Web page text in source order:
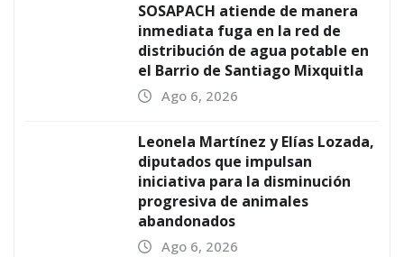
SOSAPACH atiende de manera
inmediata fuga en la red de
distribución de agua potable en
el Barrio de Santiago Mixquitla
Ago 6, 2026
Leonela Martínez y Elías Lozada,
diputados que impulsan
iniciativa para la disminución
progresiva de animales
abandonados
Ago 6, 2026